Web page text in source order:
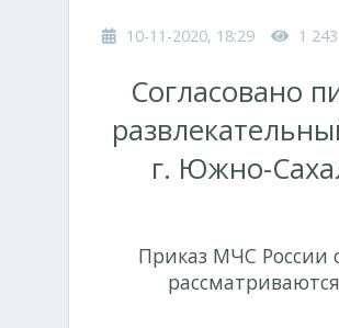
10-11-2020, 18:29 1 243
Согласовано
г. Южно-
Приказ МЧС России